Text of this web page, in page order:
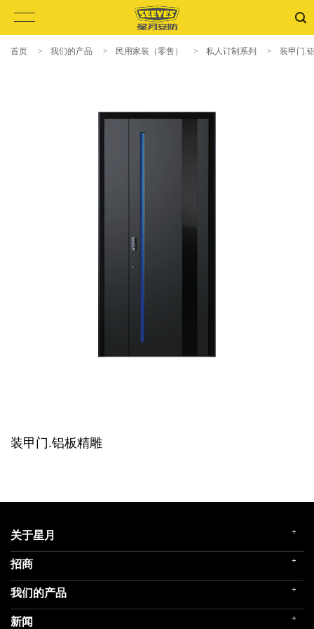
首页 > 我们的产品 > 民用家装（零售） > 私人订制系列 > 装甲门.
装甲门.铝板精雕
关于星月 +
企业简介
企业文化
荣誉殿堂
招商 +
门店展示
我们的产品 +
民用家装（零售）
新闻 +